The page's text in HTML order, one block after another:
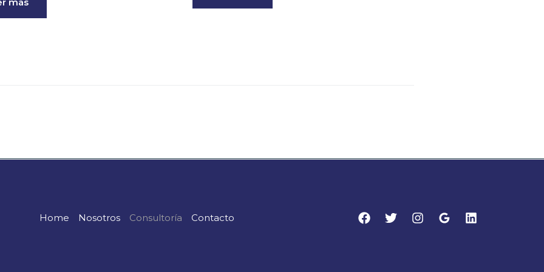
Home Nosotros Consultoría Contacto